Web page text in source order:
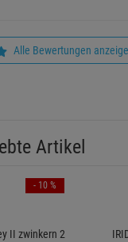
Alle Bewertungen
Artikel
II zwinkern 2.2m for
- 10 %